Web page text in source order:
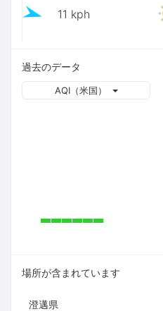
11 kph
過去のデータ
AQI（米国）
場所が含まれています
澄邁県